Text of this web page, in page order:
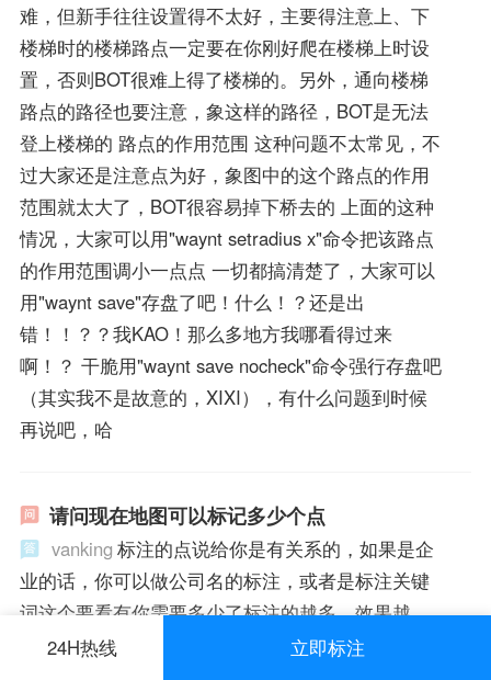
难，但新手往往设置得不太好，主要得注意上、下
楼梯时的楼梯路点一定要在你刚好爬在楼梯上时设
置，否则BOT很难上得了楼梯的。另外，通向楼梯
路点的路径也要注意，象这样的路径，BOT是无法
登上楼梯的 路点的作用范围 这种问题不太常见，不
过大家还是注意点为好，象图中的这个路点的作用
范围就太大了，BOT很容易掉下桥去的 上面的这种
情况，大家可以用"waynt setradius x"命令把该路点
的作用范围调小一点点 一切都搞清楚了，大家可以
用"waynt save"存盘了吧！什么！？还是出
错！！？？我KAO！那么多地方我哪看得过来
啊！？ 干脆用"waynt save nocheck"命令强行存盘吧
（其实我不是故意的，XIXI），有什么问题到时候
再说吧，哈
请问现在地图可以标记多少个点
vanking 标注的点说给你是有关系的，如果是企
业的话，你可以做公司名的标注，或者是标注关键
词这个要看有你需要多少了标注的越多，效果越
好，搜索量就越大希望可以帮助你，记得采纳我啊
24H热线 立即标注